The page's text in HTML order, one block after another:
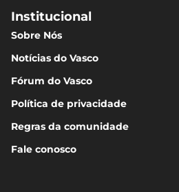
Institucional
Sobre Nós
Notícias do Vasco
Fórum do Vasco
Política de privacidade
Regras da comunidade
Fale conosco